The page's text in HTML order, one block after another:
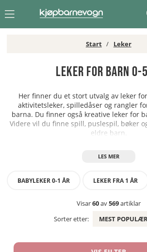
Start Leker
Leker for barn 0-
Her finner du et stort utvalg av leker
aktivitetsleker, spilledåser og rangler
barna. Du finner også kreative leker for
Videre vil du finne spill, puslespil, bøker
eldre barn.
BABYLEKER 0-1 ÅR LEKER FRA 1 ÅR
Visar60av569artiklar
Sorter etter:
MEST